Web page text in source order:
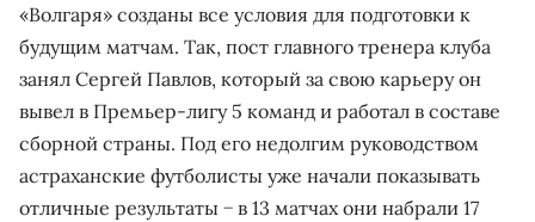
«Волгаря» созданы все условия для подготовки к
будущим матчам. Так, пост главного тренера клуба
занял Сергей Павлов, который за свою карьеру он
вывел в Премьер-лигу 5 команд и работал в составе
сборной страны. Под его недолгим руководством
астраханские футболисты уже начали показывать
отличные результаты − в 13 матчах они набрали 17